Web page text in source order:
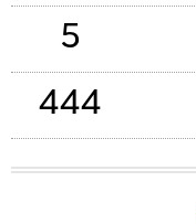
5
444